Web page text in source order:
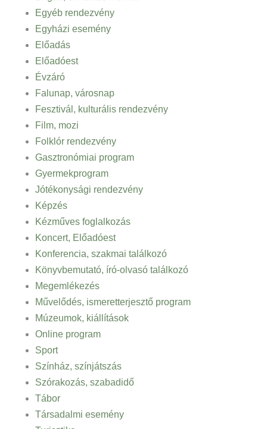
Egyéb rendezvény
Egyházi esemény
Előadás
Előadóest
Évzáró
Falunap, városnap
Fesztivál, kulturális rendezvény
Film, mozi
Folklór rendezvény
Gasztronómiai program
Gyermekprogram
Jótékonysági rendezvény
Képzés
Kézműves foglalkozás
Koncert, Előadóest
Konferencia, szakmai találkozó
Könyvbemutató, író-olvasó találkozó
Megemlékezés
Művelődés, ismeretterjesztő program
Múzeumok, kiállítások
Online program
Sport
Színház, színjátszás
Szórakozás, szabadidő
Tábor
Társadalmi esemény